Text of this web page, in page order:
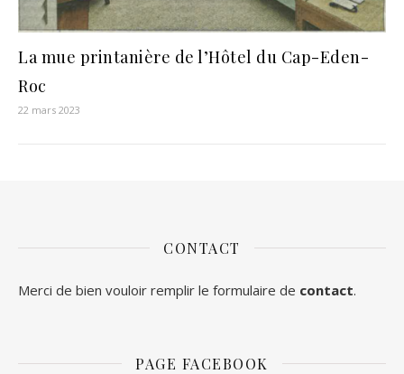
La mue printanière de l’Hôtel du Cap-Eden-
Roc
22 mars 2023
CONTACT
Merci de bien vouloir remplir le formulaire de contact.
PAGE FACEBOOK